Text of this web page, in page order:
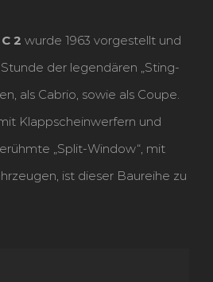
2 wurde 1963 vorgestellt und
der legendären „Sting-
als Cabrio, sowie als Coupe.
Klappscheinwerfern und
„Split-Window“, mit
ist dieser Baureihe zu